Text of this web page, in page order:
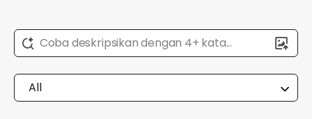
Coba deskripsikan dengan 4+ kata...
All